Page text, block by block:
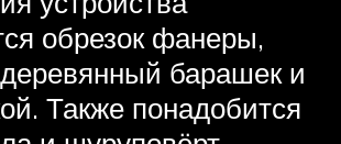
обрезок фанеры,
барашек и
Также понадобится